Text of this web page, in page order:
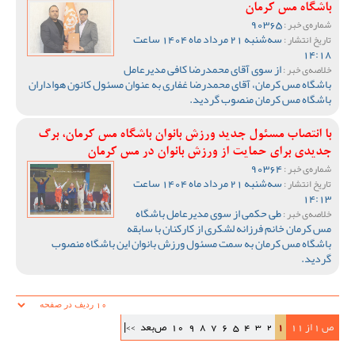
باشگاه مس کرمان
شماره‌ی خبر :
تاریخ انتشار : سه‌شنبه 21 مرداد ماه 1404 ساعت
14:18
خلاصه‌ی خبر :از سوی آقای محمدرضا کافی مدیرعامل
باشگاه مس کرمان، آقای محمدرضا غفاری به عنوان مسئول کانون هواداران
باشگاه مس کرمان منصوب گردید.
با انتصاب مسئول جدید ورزش بانوان باشگاه مس کرمان، برگ
جدیدی برای حمایت از ورزش بانوان در مس کرمان
شماره‌ی خبر :
تاریخ انتشار : سه‌شنبه 21 مرداد ماه 1404 ساعت
14:13
خلاصه‌ی خبر :طی حکمی از سوی مدیرعامل باشگاه
مس کرمان خانم فرزانه لشکری از کارکنان با سابقه
باشگاه مس کرمان به سمت مسئول ورزش بانوان این باشگاه منصوب
گردید.
ص 1 از 11 1
2
3
4
5
6
7
8
9
10 ص‌بعد >>|